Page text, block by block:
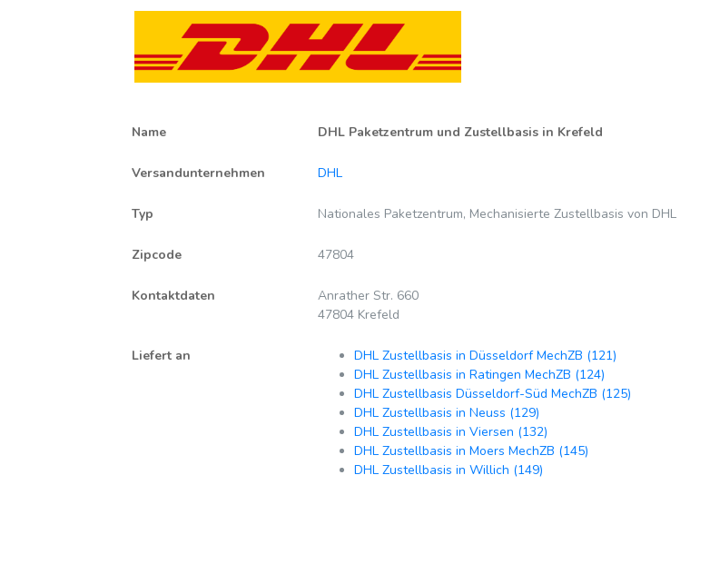
Name DHL Paketzentrum und Zustellbasis in Krefeld
Versandunternehmen DHL
Typ Nationales Paketzentrum, Mechanisierte Zustellbasis von DHL
Zipcode 47804
Kontaktdaten
Anrather Str. 660
47804 Krefeld
Liefert an
DHL Zustellbasis in Düsseldorf MechZB (121)
DHL Zustellbasis in Ratingen MechZB (124)
DHL Zustellbasis Düsseldorf-Süd MechZB (125)
DHL Zustellbasis in Neuss (129)
DHL Zustellbasis in Viersen (132)
DHL Zustellbasis in Moers MechZB (145)
DHL Zustellbasis in Willich (149)